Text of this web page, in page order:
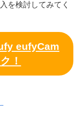
を検討してみてく
eufyCam
！